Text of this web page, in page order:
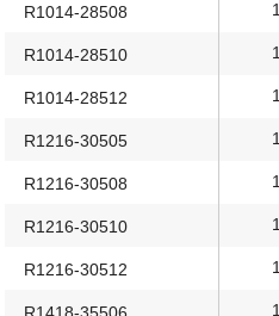
R1014-28508
R1014-28510
R1014-28512
R1216-30505
R1216-30508
R1216-30510
R1216-30512